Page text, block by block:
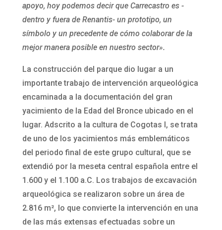
apoyo, hoy podemos decir que Carrecastro es -
dentro y fuera de Renantis- un prototipo, un
símbolo y un precedente de cómo colaborar de la
mejor manera posible en nuestro sector».
La construcción del parque dio lugar a un
importante trabajo de intervención arqueológica
encaminada a la documentación del gran
yacimiento de la Edad del Bronce ubicado en el
lugar. Adscrito a la cultura de Cogotas I, se trata
de uno de los yacimientos más emblemáticos
del periodo final de este grupo cultural, que se
extendió por la meseta central española entre el
1.600 y el 1.100 a.C. Los trabajos de excavación
arqueológica se realizaron sobre un área de
2.816 m², lo que convierte la intervención en una
de las más extensas efectuadas sobre un